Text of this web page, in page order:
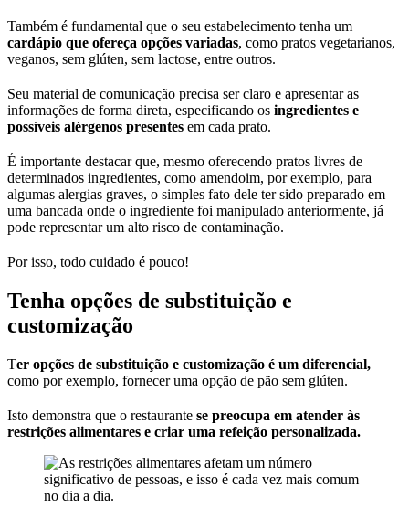
Também é fundamental que o seu estabelecimento tenha um
cardápio que ofereça opções variadas, como pratos vegetarianos,
veganos, sem glúten, sem lactose, entre outros.
Seu material de comunicação precisa ser claro e apresentar as
informações de forma direta, especificando os ingredientes e
possíveis alérgenos presentes em cada prato.
É importante destacar que, mesmo oferecendo pratos livres de
determinados ingredientes, como amendoim, por exemplo, para
algumas alergias graves, o simples fato dele ter sido preparado em
uma bancada onde o ingrediente foi manipulado anteriormente, já
pode representar um alto risco de contaminação.
Por isso, todo cuidado é pouco!
Tenha opções de substituição e
customização
Ter opções de substituição e customização é um diferencial,
como por exemplo, fornecer uma opção de pão sem glúten.
Isto demonstra que o restaurante se preocupa em atender às
restrições alimentares e criar uma refeição personalizada.